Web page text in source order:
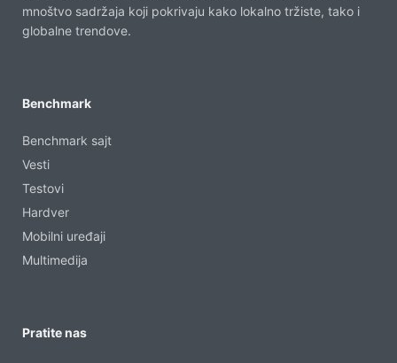
mnoštvo sadržaja koji pokrivaju kako lokalno tržiste, tako i
globalne trendove.
Benchmark
Benchmark sajt
Vesti
Testovi
Hardver
Mobilni uređaji
Multimedija
Pratite nas